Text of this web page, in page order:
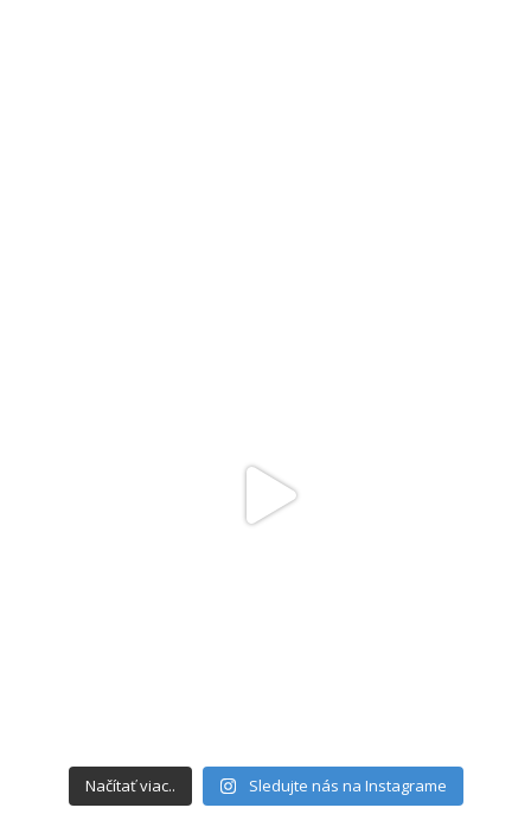
Načítať viac.. Sledujte nás na Instagrame